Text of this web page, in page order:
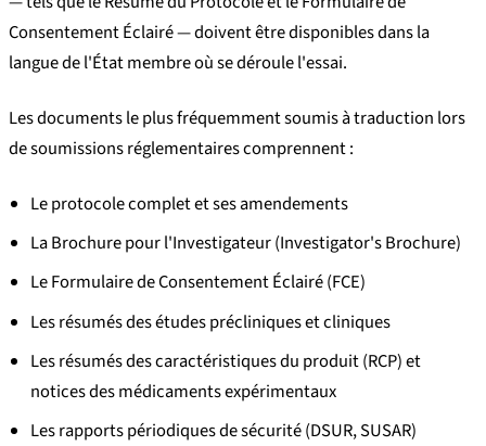
Consentement Éclairé — doivent être disponibles dans la
langue de l'État membre où se déroule l'essai.
Les documents le plus fréquemment soumis à traduction lors
de soumissions réglementaires comprennent :
Le protocole complet et ses amendements
La Brochure pour l'Investigateur (Investigator's Brochure)
Le Formulaire de Consentement Éclairé (FCE)
Les résumés des études précliniques et cliniques
Les résumés des caractéristiques du produit (RCP) et
notices des médicaments expérimentaux
Les rapports périodiques de sécurité (DSUR, SUSAR)